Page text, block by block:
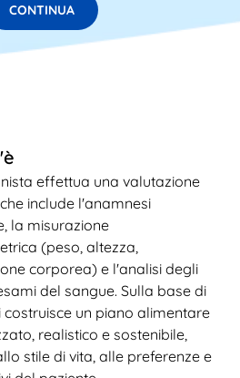
CONTINUA
effettua una valutazione
include l'anamnesi
la misurazione
(peso, altezza,
corporea) e l'analisi degli
del sangue. Sulla base di
costruisce un piano alimentare
realistico e sostenibile,
stile di vita, alle preferenze e